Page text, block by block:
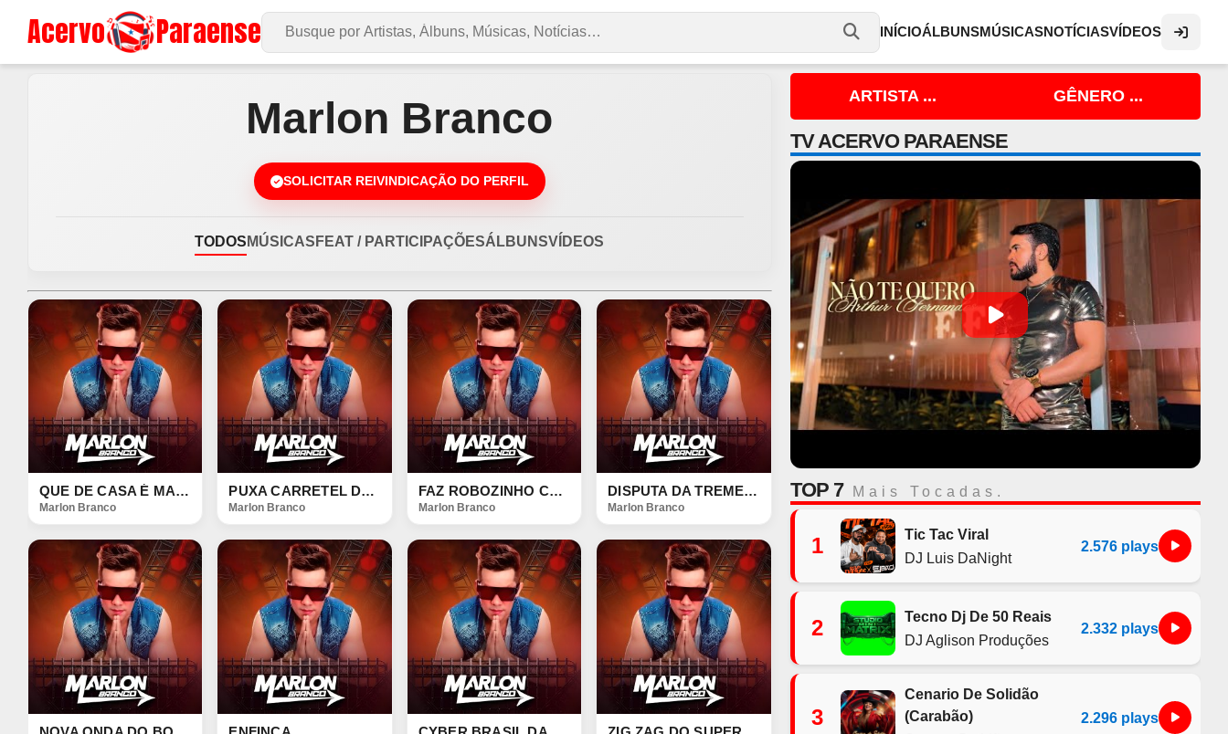
Acervo Paraense Buscar no Site
INÍCIOÁLBUNSMÚSICASNOTÍCIASVÍDEOS
Marlon Branco
SOLICITAR REIVINDICAÇÃO DO PERFIL
TODOS MÚSICAS FEAT / PARTICIPAÇÕESÁLBUNSVÍDEOS
QUE DE CASA É MAIS GOSTOSO
Marlon Branco
PUXA CARRETEL DO SUPER ÁGUIA
Marlon Branco
FAZ ROBOZINHO COM PONGA DO PASSINHO
Marlon Branco
DISPUTA DA TREMEDINHA
Marlon Branco
ARTISTA ... GÊNERO ...
TV ACERVO PARAENSE
TOP 7 Mais Tocadas.
1
Tic Tac Viral
DJ Luis DaNight
2.576 plays
2
Tecno Dj De 50 Reais
DJ Aglison Produções
2.332 plays
3
Cenario De Solidão
(Carabão)
2.296 plays